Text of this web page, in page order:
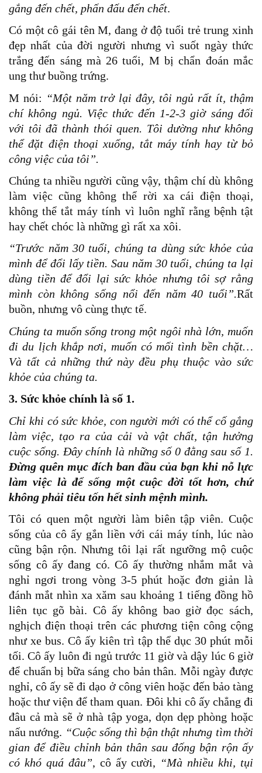
gắng đến chết, phấn đấu đến chết.
Có một cô gái tên M, đang ở độ tuổi trẻ trung xinh
đẹp nhất của đời người nhưng vì suốt ngày thức
trắng đến sáng mà 26 tuổi, M bị chẩn đoán mắc
ung thư buồng trứng.
M nói: “Một năm trở lại đây, tôi ngủ rất ít, thậm
chí không ngủ. Việc thức đến 1-2-3 giờ sáng đối
với tôi đã thành thói quen. Tôi dường như không
thể đặt điện thoại xuống, tắt máy tính hay từ bỏ
công việc của tôi”.
Chúng ta nhiều người cũng vậy, thậm chí dù không
làm việc cũng không thể rời xa cái điện thoại,
không thể tắt máy tính vì luôn nghĩ rằng bệnh tật
hay chết chóc là những gì rất xa xôi.
“Trước năm 30 tuổi, chúng ta dùng sức khỏe của
mình để đổi lấy tiền. Sau năm 30 tuổi, chúng ta lại
dùng tiền để đổi lại sức khỏe nhưng tôi sợ rằng
mình còn không sống nổi đến năm 40 tuổi”.Rất
buồn, nhưng vô cùng thực tế.
Chúng ta muốn sống trong một ngôi nhà lớn, muốn
đi du lịch khắp nơi, muốn có mối tình bền chặt…
Và tất cả những thứ này đều phụ thuộc vào sức
khỏe của chúng ta.
3. Sức khỏe chính là số 1.
Chỉ khi có sức khỏe, con người mới có thể cố gắng
làm việc, tạo ra của cải và vật chất, tận hưởng
cuộc sống. Đây chính là những số 0 đằng sau số 1.
Đừng quên mục đích ban đầu của bạn khi nỗ lực
làm việc là để sống một cuộc đời tốt hơn, chứ
không phải tiêu tốn hết sinh mệnh mình.
Tôi có quen một người làm biên tập viên. Cuộc
sống của cô ấy gắn liền với cái máy tính, lúc nào
cũng bận rộn. Nhưng tôi lại rất ngưỡng mộ cuộc
sống cô ấy đang có. Cô ấy thường nhắm mắt và
nghỉ ngơi trong vòng 3-5 phút hoặc đơn giản là
đánh mắt nhìn xa xăm sau khoảng 1 tiếng đồng hồ
liên tục gõ bài. Cô ấy không bao giờ đọc sách,
nghịch điện thoại trên các phương tiện công cộng
như xe bus. Cô ấy kiên trì tập thể dục 30 phút mỗi
tối. Cô ấy luôn đi ngủ trước 11 giờ và dậy lúc 6 giờ
để chuẩn bị bữa sáng cho bản thân. Mỗi ngày được
nghỉ, cô ấy sẽ đi dạo ở công viên hoặc đến bảo tàng
hoặc thư viện để tham quan. Đôi khi cô ấy chẳng đi
đâu cả mà sẽ ở nhà tập yoga, dọn dẹp phòng hoặc
nấu nướng. “Cuộc sống thì bận thật nhưng tìm thời
gian để điều chỉnh bản thân sau đống bận rộn ấy
có khó quá đâu”, cô ấy cười, “Mà nhiều khi, tụi